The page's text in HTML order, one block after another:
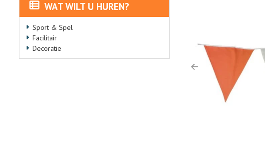
WAT WILT U HUREN?
Sport & Spel
Facilitair
Decoratie
Previous